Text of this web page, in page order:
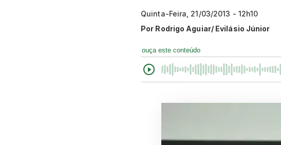
Quinta-Feira, 21/03/2013 - 12h10
Por Rodrigo Aguiar/ Evilásio Júnior
ouça este conteúdo